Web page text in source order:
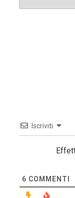
Iscriviti
6 COMMENTI